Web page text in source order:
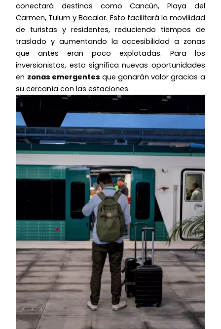
conectará destinos como Cancún, Playa del
Carmen, Tulum y Bacalar. Esto facilitará la movilidad
de turistas y residentes, reduciendo tiempos de
traslado y aumentando la accesibilidad a zonas
que antes eran poco explotadas. Para los
inversionistas, esto significa nuevas oportunidades
en zonas emergentes que ganarán valor gracias a
su cercanía con las estaciones.